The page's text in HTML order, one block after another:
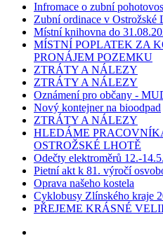
Infromace o zubní
Zubní ordinace v Ostrožské
Místní knihovna do
MÍSTNÍ POPLATEK ZA
PRONÁJEM POZEMKU
ZTRÁTY A NÁLEZY
ZTRÁTY A NÁLEZY
Oznámení pro občany -
Nový kontejner na bioodpad
ZTRÁTY A NÁLEZY
HLEDÁME
OSTROŽSKÉ LHOTĚ
Odečty elektroměrů 12.-
Pietní akt k 81. výročí
Oprava našeho kostela
Cyklobusy Zlínského kraje
PŘEJEME KRÁSNÉ